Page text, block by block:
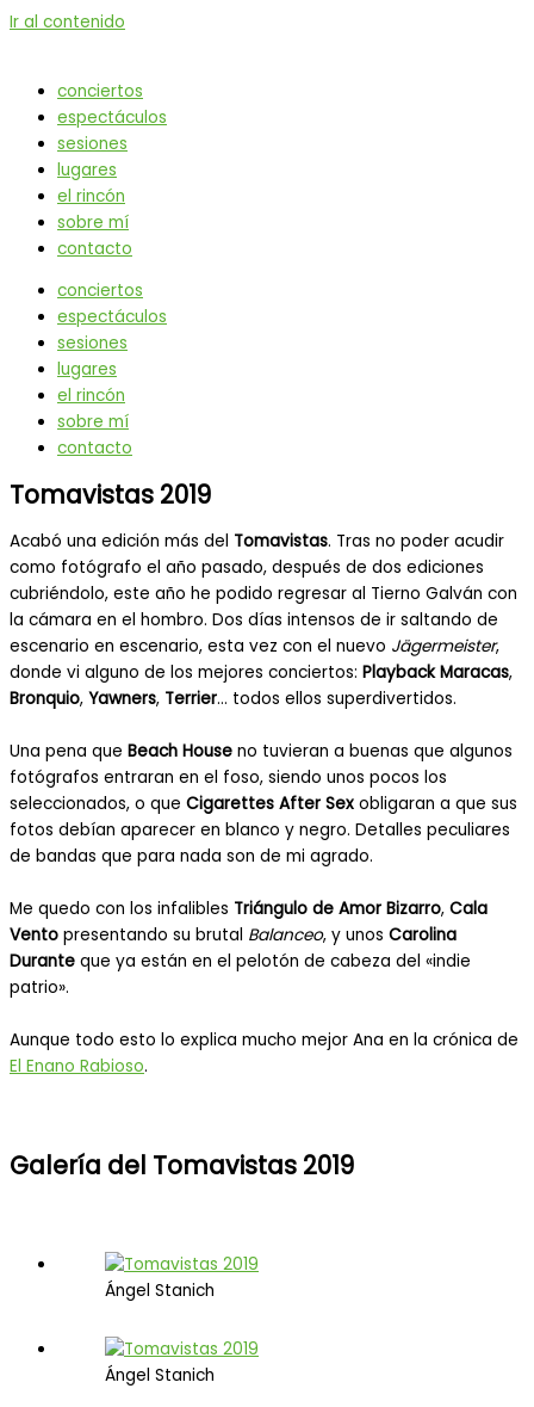
Ir al contenido
conciertos
espectáculos
sesiones
lugares
el rincón
sobre mí
contacto
conciertos
espectáculos
sesiones
lugares
el rincón
sobre mí
contacto
Tomavistas 2019
Acabó una edición más del Tomavistas. Tras no poder acudir
como fotógrafo el año pasado, después de dos ediciones
cubriéndolo, este año he podido regresar al Tierno Galván con
la cámara en el hombro. Dos días intensos de ir saltando de
escenario en escenario, esta vez con el nuevo Jägermeister,
donde vi alguno de los mejores conciertos: Playback Maracas,
Bronquio, Yawners, Terrier… todos ellos superdivertidos.
Una pena que Beach House no tuvieran a buenas que algunos
fotógrafos entraran en el foso, siendo unos pocos los
seleccionados, o que Cigarettes After Sex obligaran a que sus
fotos debían aparecer en blanco y negro. Detalles peculiares
de bandas que para nada son de mi agrado.
Me quedo con los infalibles Triángulo de Amor Bizarro, Cala
Vento presentando su brutal Balanceo, y unos Carolina
Durante que ya están en el pelotón de cabeza del «indie
patrio».
Aunque todo esto lo explica mucho mejor Ana en la crónica de
El Enano Rabioso.
Galería del Tomavistas 2019
Ángel Stanich
Ángel Stanich